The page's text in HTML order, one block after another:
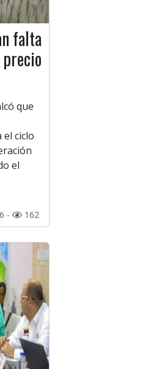
falta
que
ciclo
el
- 162